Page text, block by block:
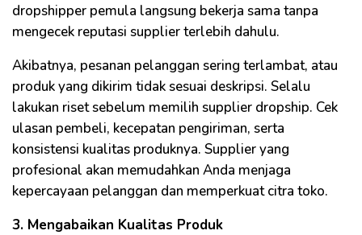
dropshipper pemula langsung bekerja sama tanpa
mengecek reputasi supplier terlebih dahulu.
Akibatnya, pesanan pelanggan sering terlambat, atau
produk yang dikirim tidak sesuai deskripsi. Selalu
lakukan riset sebelum memilih supplier dropship. Cek
ulasan pembeli, kecepatan pengiriman, serta
konsistensi kualitas produknya. Supplier yang
profesional akan memudahkan Anda menjaga
kepercayaan pelanggan dan memperkuat citra toko.
3. Mengabaikan Kualitas Produk